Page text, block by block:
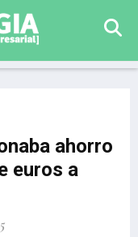
ahorro
euros a